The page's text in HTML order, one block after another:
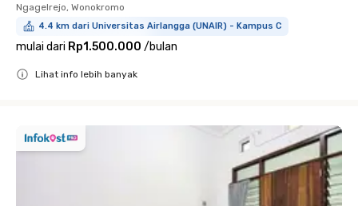
Ngagelrejo, Wonokromo
4.4 km dari Universitas Airlangga (UNAIR) - Kampus C
mulai dari Rp1.500.000 /bulan
Lihat info lebih banyak